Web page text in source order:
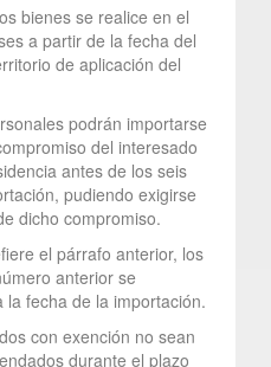
bienes se realice en el
a partir de la fecha del
de aplicación del
podrán importarse
del interesado
antes de los seis
pudiendo exigirse
dicho compromiso.
el párrafo anterior, los
anterior se
fecha de la importación.
con exención no sean
durante el plazo